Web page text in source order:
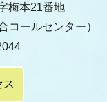
梅本21番地
コールセンター）
ス